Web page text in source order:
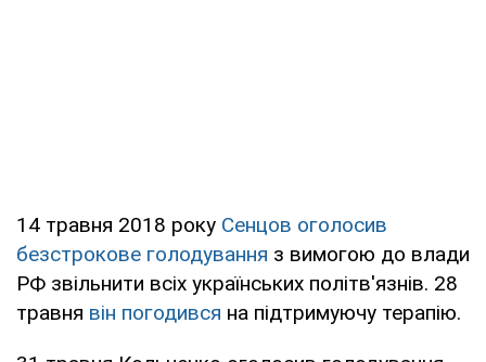
14 травня 2018 року Сенцов оголосив
безстрокове голодування з вимогою до влади
РФ звільнити всіх українських політв'язнів. 28
травня він погодився на підтримуючу терапію.